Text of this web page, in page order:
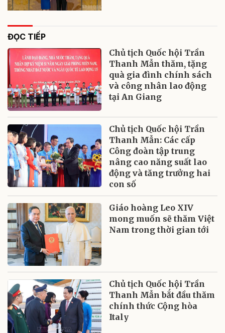
ĐỌC TIẾP
Chủ tịch Quốc hội Trần
Thanh Mẫn thăm, tặng
quà gia đình chính sách
và công nhân lao động
tại An Giang
Chủ tịch Quốc hội Trần
Thanh Mẫn: Các cấp
Công đoàn tập trung
nâng cao năng suất lao
động và tăng trưởng hai
con số
Giáo hoàng Leo XIV
mong muốn sẽ thăm Việt
Nam trong thời gian tới
Chủ tịch Quốc hội Trần
Thanh Mẫn bắt đầu thăm
chính thức Cộng hòa
Italy